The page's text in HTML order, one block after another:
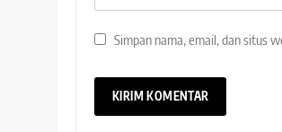
Simpan nama, email, dan situs